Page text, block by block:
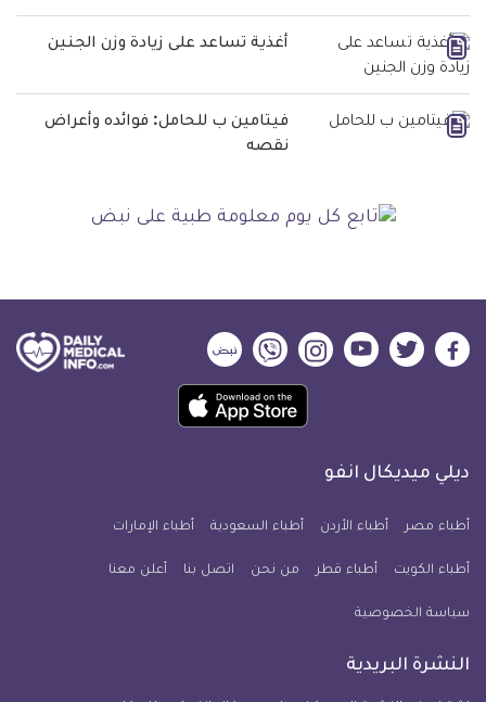
أغذية تساعد على زيادة وزن الجنين
فيتامين ب للحامل: فوائده وأعراض
نقصه
ديلي
فيسبوك
ديلي
تويتر
ديلي
ميديكال
يوتيوب
ديلي
ميديكال
انفو
ديلي
ميديكال
انفو
ديلي
ميديكال
انفو
حمل
تطبيق
معلومة
للآيفون
ديلي ميديكال انفو
أطباء مصر أطباء الأردن أطباء السعودية أطباء الإمارات
أطباء الكويت أطباء قطر من نحن اتصل بنا أعلن معنا
سياسة الخصوصية
النشرة البريدية